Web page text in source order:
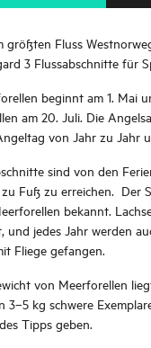
größten Fluss
3 Flussabschnitte für
beginnt am 1. Mai
am 20. Juli. Die
von Jahr zu Jahr
sind von den
Fuß zu erreichen. Der
bekannt.
und jedes Jahr werden
Fliege gefangen.
von Meerforellen
3–5 kg schwere
Tipps geben.